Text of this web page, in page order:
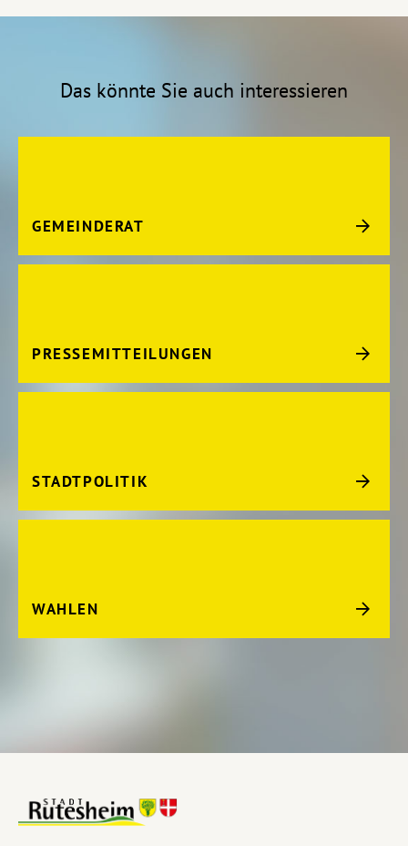
Das könnte Sie auch interessieren
GEMEINDERAT
PRESSEMITTEILUNGEN
STADTPOLITIK
WAHLEN